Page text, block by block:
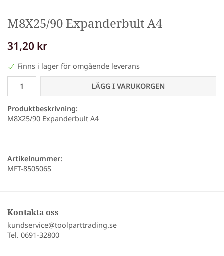
M8X25/90 Expanderbult A4
31,20 kr
Finns i lager för omgående leverans
LÄGG I VARUKORGEN
Produktbeskrivning:
M8X25/90 Expanderbult A4
Artikelnummer:
MFT-850506S
Kontakta oss
kundservice@toolparttrading.se
Tel. 0691-32800